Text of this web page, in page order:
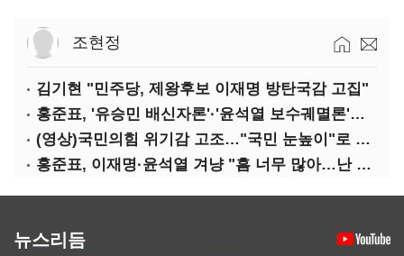
조현정
김기현 "민주당, 제왕후보 이재명 방탄국감 고집"
홍준표, '유승민 배신자론'·'윤석열 보수궤멸론'으로 TK 공략
(영상)국민의힘 위기감 고조…"국민 눈높이"로 곽상도 압박
홍준표, 이재명·윤석열 겨냥 "흠 너무 많아…난 털릴 게 없다"
뉴스리듬